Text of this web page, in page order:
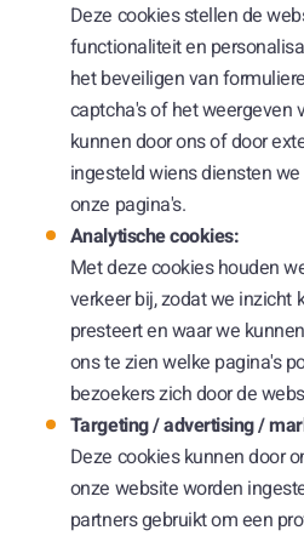
Deze cookies stellen de
functionaliteit en
het beveiligen van
captcha's of het weergeven
kunnen door ons of door
ingesteld wiens diensten
onze pagina's.
Analytische cookies:
Met deze cookies houden
verkeer bij, zodat we inzicht
presteert en waar we
ons te zien welke pagina's
bezoekers zich door de
Targeting / advertising /
Deze cookies kunnen door
onze website worden
partners gebruikt om een